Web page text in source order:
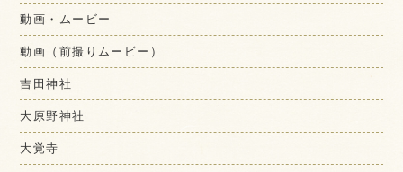
動画・ムービー
動画（前撮りムービー）
吉田神社
大原野神社
大覚寺